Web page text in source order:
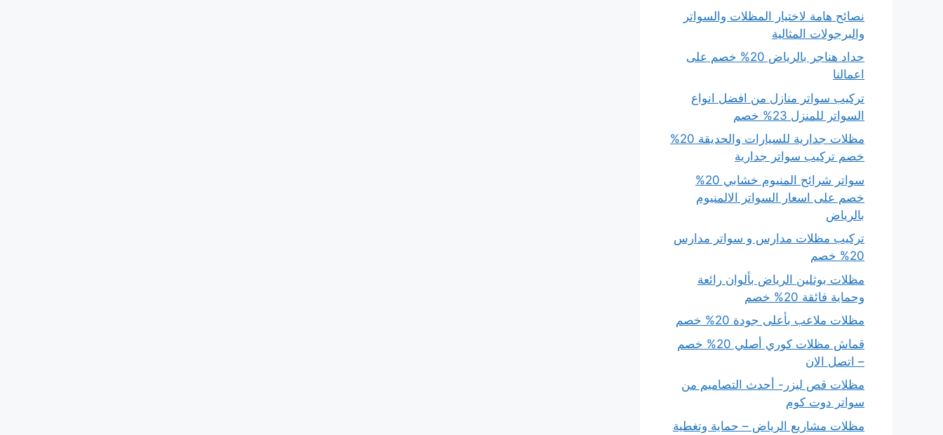
نصائح هامة لاختيار المظلات والسواتر
والبرجولات المثالية
حداد هناجر بالرياض 20% خصم على
اعمالنا
تركيب سواتر منازل من افضل انواع
السواتر للمنزل 23% خصم
مظلات جدارية للسيارات والحديقة 20%
خصم تركيب سواتر جدارية
سواتر شرائح المنيوم خشابي 20%
خصم على اسعار السواتر الالمنيوم
بالرياض
تركيب مظلات مدارس و سواتر مدارس
20% خصم
مظلات بوثلين الرياض بألوان رائعة
وحماية فائقة 20% خصم
مظلات ملاعب بأعلى جودة 20% خصم
قماش مظلات كوري أصلي 20% خصم
– اتصل الان
مظلات قص ليزر- أحدث التصاميم من
سواتر دوت كوم
مظلات مشاريع الرياض – حماية وتغطية